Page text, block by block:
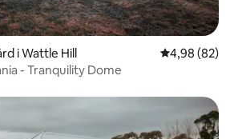
i Wattle Hill 4,98 av 5 i
4,98 (82)
- Tranquility Dome